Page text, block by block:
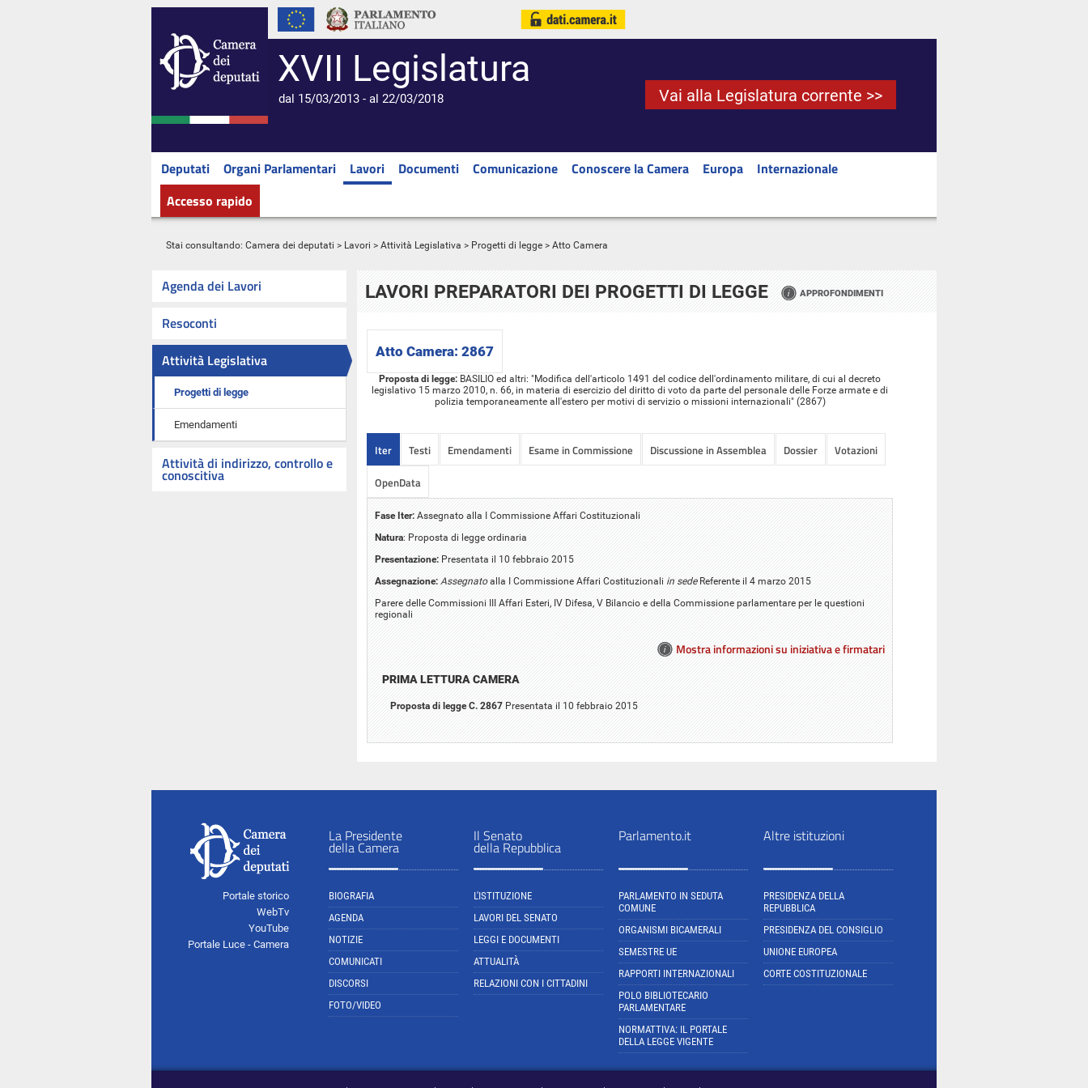
XVII Legislatura
dal 15/03/2013 - al 22/03/2018 Vai alla Legislatura corrente >>
Deputati Organi Parlamentari Lavori Documenti Comunicazione Conoscere la Camera Europa
Internazionale
Accesso rapido
Stai consultando: Camera dei deputati > Lavori > Attività Legislativa > Progetti di legge > Atto Camera
Agenda dei Lavori
Resoconti
Attività Legislativa
Progetti di legge
Emendamenti
Attività di indirizzo, controllo e
conoscitiva
LAVORI PREPARATORI DEI PROGETTI DI LEGGE APPROFONDIMENTI
Atto Camera: 2867
Proposta di legge: BASILIO ed altri: "Modifica dell'articolo 1491 del codice dell'ordinamento militare, di cui al decreto
legislativo 15 marzo 2010, n. 66, in materia di esercizio del diritto di voto da parte del personale delle Forze armate e di
polizia temporaneamente all'estero per motivi di servizio o missioni internazionali" (2867)
Iter Testi Emendamenti Esame in Commissione Discussione in Assemblea Dossier
Votazioni
OpenData
Fase Iter: Assegnato alla I Commissione Affari Costituzionali
Natura: Proposta di legge ordinaria
Presentazione: Presentata il 10 febbraio 2015
Assegnazione: Assegnatoalla I Commissione Affari Costituzionali in sede Referente il 4 marzo 2015
Parere delle Commissioni III Affari Esteri, IV Difesa, V Bilancio e della Commissione parlamentare per le questioni
regionali
Mostra informazioni su iniziativa e firmatari
PRIMA LETTURA CAMERA
Proposta di legge C. 2867 Presentata il 10 febbraio 2015
Portale storico
WebTv
YouTube
Portale Luce - Camera
La Presidente
della Camera
BIOGRAFIA
AGENDA
NOTIZIE
COMUNICATI
DISCORSI
FOTO/VIDEO
Il Senato
della Repubblica
L'ISTITUZIONE
LAVORI DEL SENATO
LEGGI E DOCUMENTI
ATTUALITÀ
RELAZIONI CON I CITTADINI
Parlamento.it
PARLAMENTO IN SEDUTA
COMUNE
ORGANISMI BICAMERALI
SEMESTRE UE
RAPPORTI INTERNAZIONALI
POLO BIBLIOTECARIO
PARLAMENTARE
NORMATTIVA: IL PORTALE
DELLA LEGGE VIGENTE
Altre istituzioni
PRESIDENZA DELLA
REPUBBLICA
PRESIDENZA DEL CONSIGLIO
UNIONE EUROPEA
CORTE COSTITUZIONALE